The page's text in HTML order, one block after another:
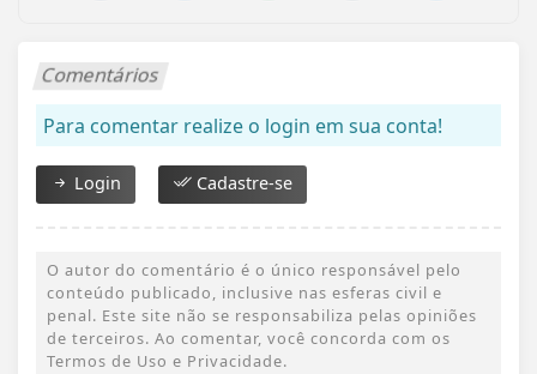
Comentários
Para comentar realize o login em sua conta!
Login Cadastre-se
O autor do comentário é o único responsável pelo
conteúdo publicado, inclusive nas esferas civil e
penal. Este site não se responsabiliza pelas opiniões
de terceiros. Ao comentar, você concorda com os
Termos de Uso e Privacidade.